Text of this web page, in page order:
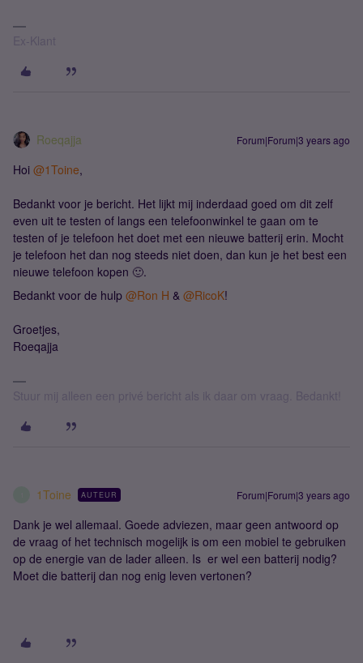
Ex-Klant
Roeqajja Forum|Forum|3 years ago
Hoi @1Toine,
Bedankt voor je bericht. Het lijkt mij inderdaad goed om dit zelf
even uit te testen of langs een telefoonwinkel te gaan om te
testen of je telefoon het doet met een nieuwe batterij erin. Mocht
je telefoon het dan nog steeds niet doen, dan kun je het best een
nieuwe telefoon kopen 🙂.
Bedankt voor de hulp @Ron H & @RicoK!
Groetjes,
Roeqajja
Stuur mij alleen een privé bericht als ik daar om vraag. Bedankt!
1Toine AUTEUR Forum|Forum|3 years ago
Dank je wel allemaal. Goede adviezen, maar geen antwoord op
de vraag of het technisch mogelijk is om een mobiel te gebruiken
op de energie van de lader alleen. Is er wel een batterij nodig?
Moet die batterij dan nog enig leven vertonen?